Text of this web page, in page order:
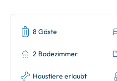
8 Gäste
2 Badezimmer
Haustiere erlaubt